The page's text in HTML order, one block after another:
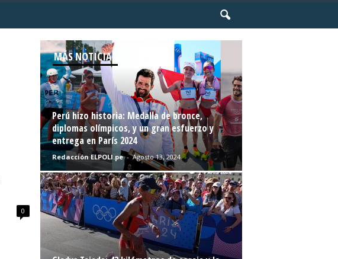
0
MÁS NOTICIAS
Perú hizo historia: Medalla de bronce,
diplomas olímpicos, y un gran esfuerzo y
entrega en París 2024
Redacción ELPOLI.pe - Agosto 13, 2024